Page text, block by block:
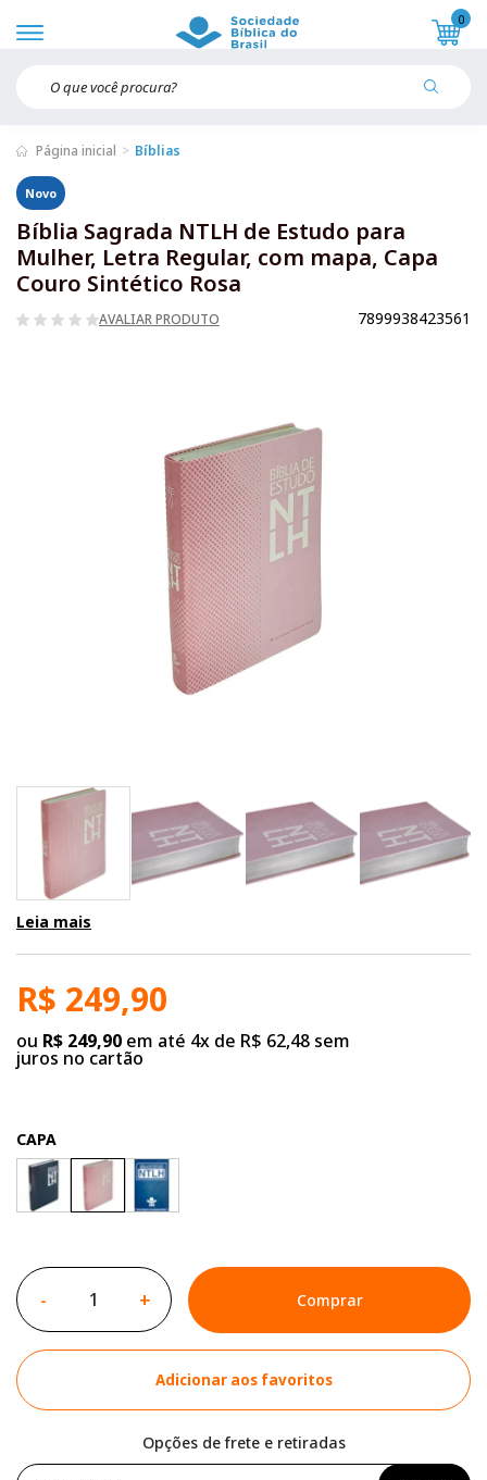
0
Página inicial Bíblias
Novo
Bíblia Sagrada NTLH de Estudo para
Mulher, Letra Regular, com mapa, Capa
Couro Sintético Rosa
AVALIAR PRODUTO 7899938423561
Leia mais
R$ 249,90
ou R$ 249,90 em até 4x de R$ 62,48 sem
juros no cartão
CAPA
- + Comprar
Adicionar aos favoritos
Opções de frete e retiradas